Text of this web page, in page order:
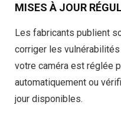
MISES À JOUR
Les fabricants publient
corriger les
votre caméra est réglée
automatiquement ou
jour disponibles.